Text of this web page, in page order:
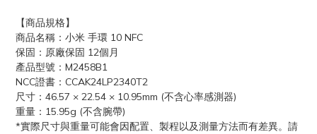
【商品規格】
商品名稱：小米 手環 10 NFC
保固：原廠保固 12個月
產品型號：M2458B1
NCC證書：CCAK24LP2340T2
尺寸：46.57 × 22.54 × 10.95mm (不含心率感測器)
重量：15.95g (不含腕帶)
*實際尺寸與重量可能會因配置、製程以及測量方法而有差異。請